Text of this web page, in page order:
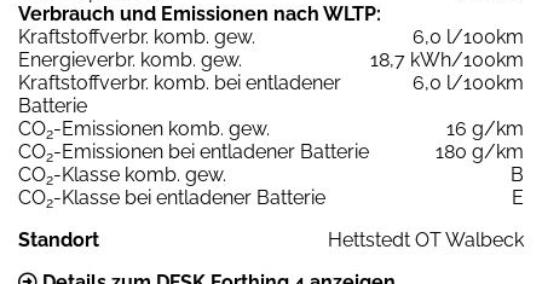
Verbrauch und Emissionen nach WLTP:
Kraftstoffverbr. komb. gew.
6,0 l/100km
Energieverbr. komb. gew.
18,7 kWh/100km
Kraftstoffverbr. komb. bei entladener
Batterie
6,0 l/100km
CO2-Emissionen komb. gew.
16 g/km
CO2-Emissionen bei entladener Batterie
180 g/km
CO2-Klasse komb. gew.
B
CO2-Klasse bei entladener Batterie
E
Standort
Hettstedt OT Walbeck